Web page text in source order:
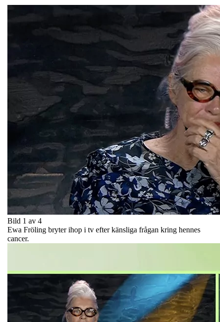
Bild 1 av 4
Ewa Fröling bryter ihop i tv efter känsliga frågan kring hennes
cancer.